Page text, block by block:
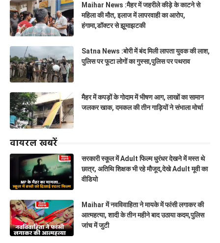
Maihar News :मैहर में जहरीले कीड़े के काटने से
महिला की मौत, इलाज में लापरवाही का आरोप,
हंगामा,डॉक्टर से झूमाझटकी
Satna News :बोरी में बंद मिली लापता युवक की लाश,
पुलिस पर फूटा लोगों का गुस्सा,पुलिस पर पथराव
मैहर में कपड़ों के गोदाम में भीषण आग, लाखों का सामान
जलकर खाक, दमकल की तीन गाड़ियों ने संभाला मोर्चा
वायरल खबरें
सरकारी स्कूल में Adult फिल्म धुरंधर देखने में मस्त थे
छात्र, अतिथि शिक्षक भी रहे मौजूद,देखे Adult मूवी का
वीडियो
Maihar में नवविवाहिता ने मायके में फांसी लगाकर की
आत्महत्या, शादी के तीन महीने बाद उठाया कदम,पुलिस
जांच में जुटी